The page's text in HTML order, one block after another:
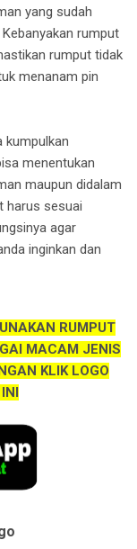
yang sudah
rumput
rumput tidak
menanam pin
kumpulkan
menentukan
maupun didalam
harus sesuai
agar
inginkan dan
RUMPUT
MACAM JENIS
KLIK LOGO